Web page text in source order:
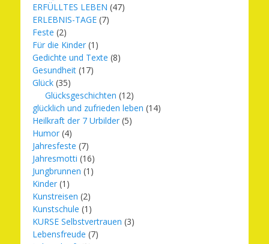
ERFÜLLTES LEBEN (47)
ERLEBNIS-TAGE (7)
Feste (2)
Für die Kinder (1)
Gedichte und Texte (8)
Gesundheit (17)
Glück (35)
Glücksgeschichten (12)
glücklich und zufrieden leben (14)
Heilkraft der 7 Urbilder (5)
Humor (4)
Jahresfeste (7)
Jahresmotti (16)
Jungbrunnen (1)
Kinder (1)
Kunstreisen (2)
Kunstschule (1)
KURSE Selbstvertrauen (3)
Lebensfreude (7)